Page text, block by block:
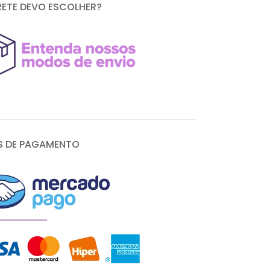
DEVO ESCOLHER?
DE PAGAMENTO